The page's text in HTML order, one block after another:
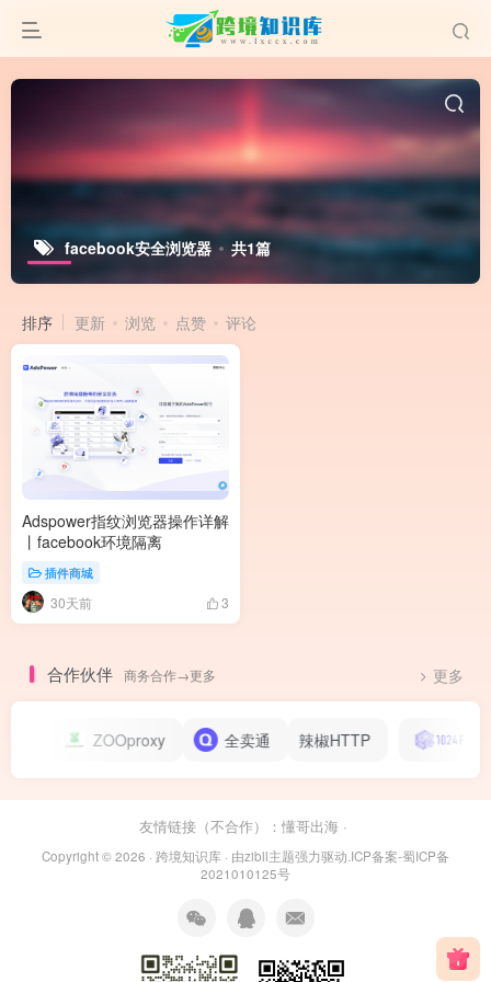
facebook安全浏览器 共1篇
排序 更新 浏览 点赞 评论
Adspower指纹浏览器操作详解
丨facebook环境隔离
插件商城
30天前 3
合作伙伴 商务合作→更多 更多
ZOOproxy 全卖通 辣椒HTTP
友情链接（不合作）： 懂哥出海 ·
Copyright © 2026 · 跨境知识库 · 由zibll主题强力驱动.ICP备案-蜀ICP备
2021010125号